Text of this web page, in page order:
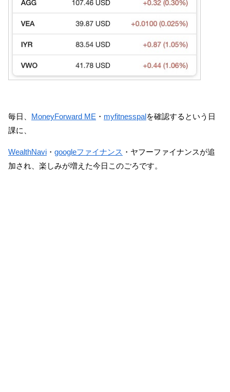
毎日、 MoneyForward ME ・ myfitnesspal を確認するという日
課に、
WealthNavi ・ googleファイナンス ・ヤフーファイナンスが追
加され、楽しみが増えた今日このごろです。